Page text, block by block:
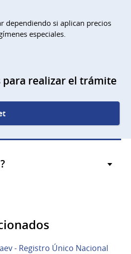
dependiendo si aplican precios
especiales.
para realizar el trámite
- Registro Único Nacional